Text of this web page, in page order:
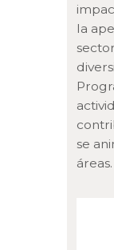
la
se
áreas.